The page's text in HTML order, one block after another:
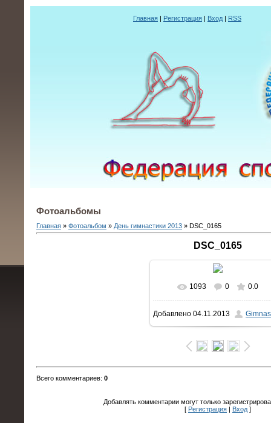
Главная | Регистрация | Вход | RSS
Фотоальбомы
Главная » Фотоальбом » День гимнастики 2013 » DSC_0165
DSC_0165
В реальном размере
1600x1503/ 130.2Kb
1093 0 0.0
Добавлено 04.11.2013
Всего комментариев: 0
Добавлять комментарии могут только
[ Регистрация Вход]